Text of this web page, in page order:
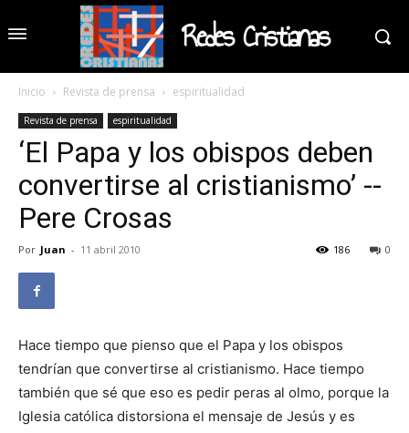
Redes Cristianas
Inicio Revista de prensa espiritualidad
Revista de prensa espiritualidad
‘El Papa y los obispos deben
convertirse al cristianismo’ --
Pere Crosas
Por Juan - 11 abril 2010 0
186
Hace tiempo que pienso que el Papa y los obispos
tendrían que convertirse al cristianismo. Hace tiempo
también que sé que eso es pedir peras al olmo, porque la
Iglesia católica distorsiona el mensaje de Jesús y es